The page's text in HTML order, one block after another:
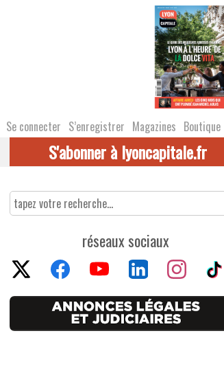
Se connecter S’enregistrer Magazines Boutique
S'abonner à lyoncapitale.fr
réseaux sociaux